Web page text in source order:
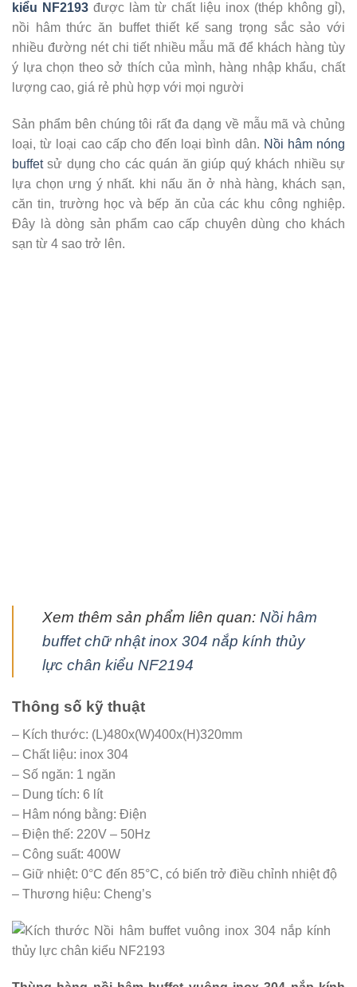
kiểu NF2193 được làm từ chất liệu inox (thép không gỉ),
nồi hâm thức ăn buffet thiết kế sang trọng sắc sảo với
nhiều đường nét chi tiết nhiều mẫu mã để khách hàng tùy
ý lựa chọn theo sở thích của mình, hàng nhập khẩu, chất
lượng cao, giá rẻ phù hợp với mọi người
Sản phẩm bên chúng tôi rất đa dạng về mẫu mã và chủng
loại, từ loại cao cấp cho đến loại bình dân. Nồi hâm nóng
buffetsử dụng cho các quán ăn giúp quý khách nhiều sự
lựa chọn ưng ý nhất. khi nấu ăn ở nhà hàng, khách sạn,
căn tin, trường học và bếp ăn của các khu công nghiệp.
Đây là dòng sản phẩm cao cấp chuyên dùng cho khách
sạn từ 4 sao trở lên.
Xem thêm sản phẩm liên quan: Nồi hâm
buffet chữ nhật inox 304 nắp kính thủy
lực chân kiểu NF2194
Thông số kỹ thuật
– Kích thước: (L)480x(W)400x(H)320mm
– Chất liệu: inox 304
– Số ngăn: 1 ngăn
– Dung tích: 6 lít
– Hâm nóng bằng: Điện
– Điện thế: 220V – 50Hz
– Công suất: 400W
– Giữ nhiệt: 0°C đến 85°C, có biến trở điều chỉnh nhiệt độ
– Thương hiệu: Cheng’s